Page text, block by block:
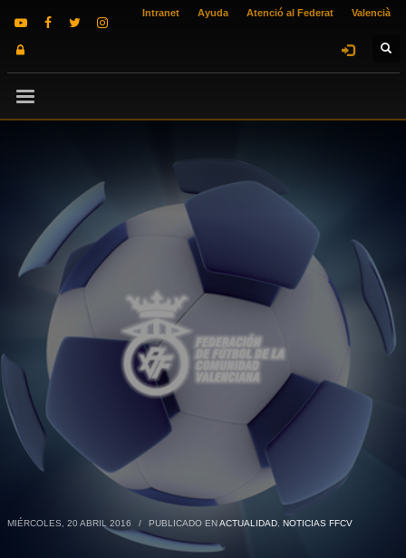
Intranet Ayuda Atenció al Federat Valencià
MIÉRCOLES, 20 ABRIL 2016 / PUBLICADO ENACTUALIDAD, NOTICIAS FFCV